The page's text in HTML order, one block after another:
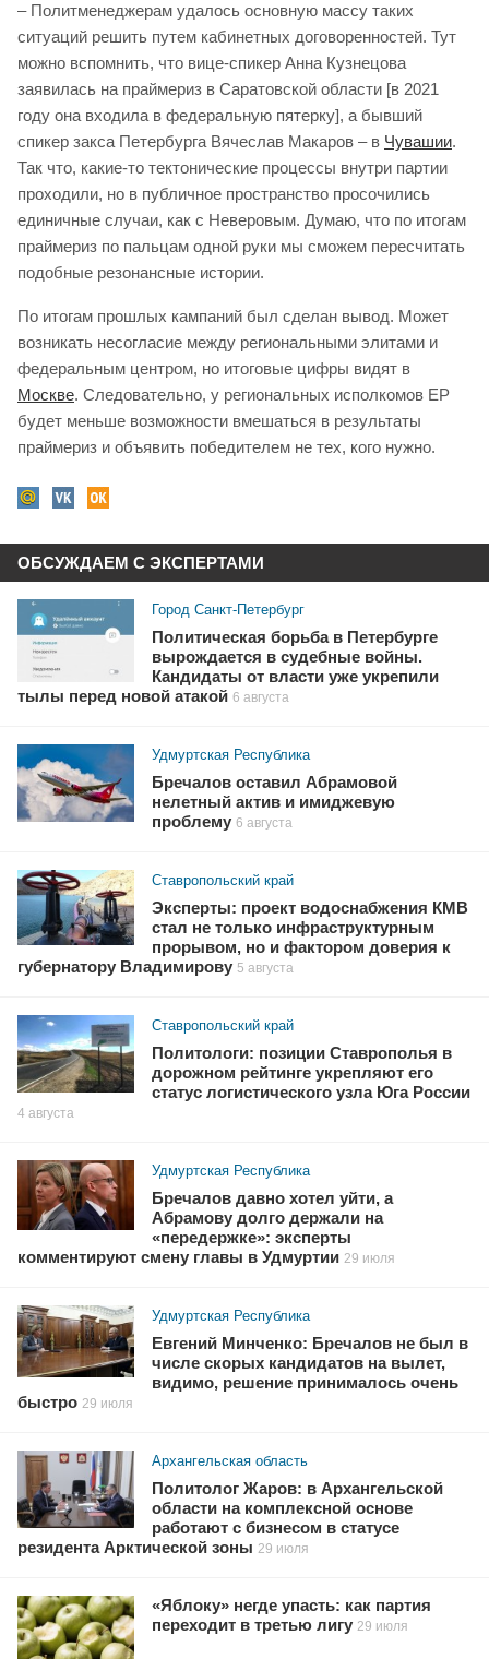
– Политменеджерам удалось основную массу таких
ситуаций решить путем кабинетных договоренностей. Тут
можно вспомнить, что вице-спикер Анна Кузнецова
заявилась на праймериз в Саратовской области [в 2021
году она входила в федеральную пятерку], а бывший
спикер закса Петербурга Вячеслав Макаров – в Чувашии.
Так что, какие-то тектонические процессы внутри партии
проходили, но в публичное пространство просочились
единичные случаи, как с Неверовым. Думаю, что по итогам
праймериз по пальцам одной руки мы сможем пересчитать
подобные резонансные истории.
По итогам прошлых кампаний был сделан вывод. Может
возникать несогласие между региональными элитами и
федеральным центром, но итоговые цифры видят в
Москве. Следовательно, у региональных исполкомов ЕР
будет меньше возможности вмешаться в результаты
праймериз и объявить победителем не тех, кого нужно.
ОБСУЖДАЕМ С ЭКСПЕРТАМИ
Город Санкт-Петербург
Политическая борьба в Петербурге
вырождается в судебные войны.
Кандидаты от власти уже укрепили
тылы перед новой атакой 6 августа
Удмуртская Республика
Бречалов оставил Абрамовой
нелетный актив и имиджевую
проблему 6 августа
Ставропольский край
Эксперты: проект водоснабжения КМВ
стал не только инфраструктурным
прорывом, но и фактором доверия к
губернатору Владимирову 5 августа
Ставропольский край
Политологи: позиции Ставрополья в
дорожном рейтинге укрепляют его
статус логистического узла Юга России
4 августа
Удмуртская Республика
Бречалов давно хотел уйти, а
Абрамову долго держали на
«передержке»: эксперты
комментируют смену главы в Удмуртии 29 июля
Удмуртская Республика
Евгений Минченко: Бречалов не был в
числе скорых кандидатов на вылет,
видимо, решение принималось очень
быстро 29 июля
Архангельская область
Политолог Жаров: в Архангельской
области на комплексной основе
работают с бизнесом в статусе
резидента Арктической зоны 29 июля
«Яблоку» негде упасть: как партия
переходит в третью лигу 29 июля